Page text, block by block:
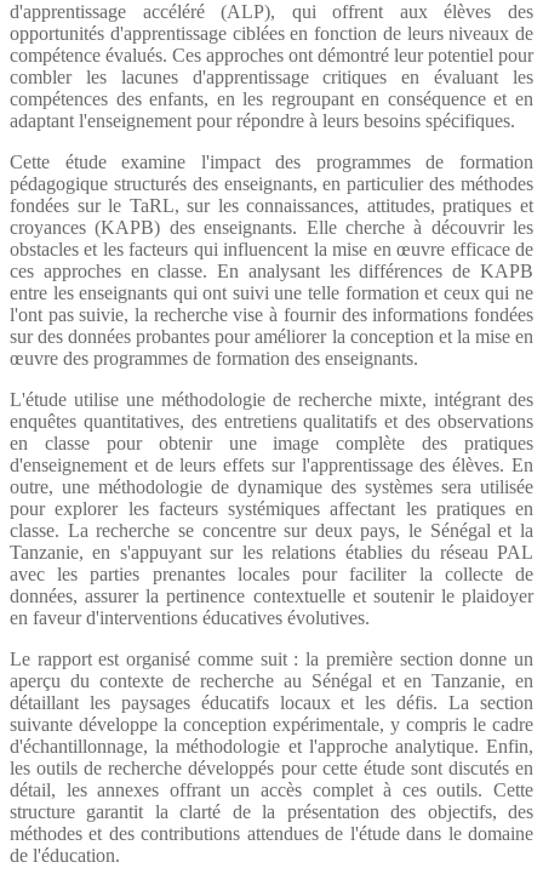
d'apprentissage accéléré (ALP), qui offrent aux élèves des
opportunités d'apprentissage ciblées en fonction de leurs niveaux de
compétence évalués. Ces approches ont démontré leur potentiel pour
combler les lacunes d'apprentissage critiques en évaluant les
compétences des enfants, en les regroupant en conséquence et en
adaptant l'enseignement pour répondre à leurs besoins spécifiques.
Cette étude examine l'impact des programmes de formation
pédagogique structurés des enseignants, en particulier des méthodes
fondées sur le TaRL, sur les connaissances, attitudes, pratiques et
croyances (KAPB) des enseignants. Elle cherche à découvrir les
obstacles et les facteurs qui influencent la mise en œuvre efficace de
ces approches en classe. En analysant les différences de KAPB
entre les enseignants qui ont suivi une telle formation et ceux qui ne
l'ont pas suivie, la recherche vise à fournir des informations fondées
sur des données probantes pour améliorer la conception et la mise en
œuvre des programmes de formation des enseignants.
L'étude utilise une méthodologie de recherche mixte, intégrant des
enquêtes quantitatives, des entretiens qualitatifs et des observations
en classe pour obtenir une image complète des pratiques
d'enseignement et de leurs effets sur l'apprentissage des élèves. En
outre, une méthodologie de dynamique des systèmes sera utilisée
pour explorer les facteurs systémiques affectant les pratiques en
classe. La recherche se concentre sur deux pays, le Sénégal et la
Tanzanie, en s'appuyant sur les relations établies du réseau PAL
avec les parties prenantes locales pour faciliter la collecte de
données, assurer la pertinence contextuelle et soutenir le plaidoyer
en faveur d'interventions éducatives évolutives.
Le rapport est organisé comme suit : la première section donne un
aperçu du contexte de recherche au Sénégal et en Tanzanie, en
détaillant les paysages éducatifs locaux et les défis. La section
suivante développe la conception expérimentale, y compris le cadre
d'échantillonnage, la méthodologie et l'approche analytique. Enfin,
les outils de recherche développés pour cette étude sont discutés en
détail, les annexes offrant un accès complet à ces outils. Cette
structure garantit la clarté de la présentation des objectifs, des
méthodes et des contributions attendues de l'étude dans le domaine
de l'éducation.